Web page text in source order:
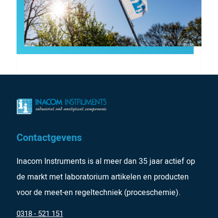
Contactgevens
Inacom Instruments is al meer dan 35 jaar actief op
de markt met laboratorium artikelen en producten
voor de meet-en regeltechniek (proceschemie).
0318 - 521 151